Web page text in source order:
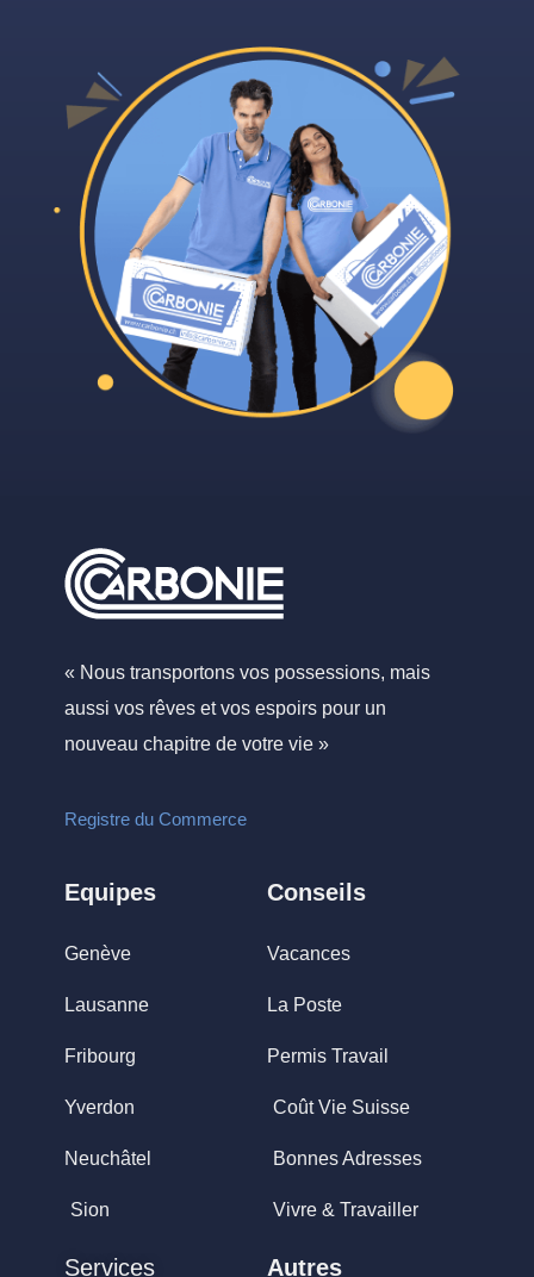
« Nous transportons vos possessions, mais
aussi vos rêves et vos espoirs pour un
nouveau chapitre de votre vie »
Registre du Commerce
Equipes
Genève
Lausanne
Fribourg
Yverdon
Neuchâtel
Sion
Conseils
Vacances
La Poste
Permis Travail
Coût Vie Suisse
Bonnes Adresses
Vivre & Travailler
Services Autres